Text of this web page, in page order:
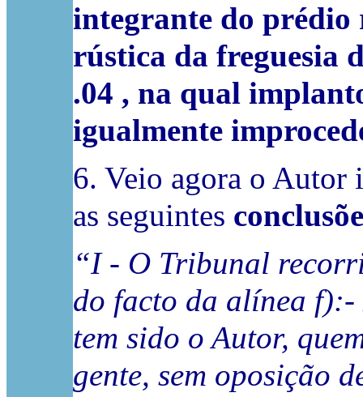
integrante do
rústica da freguesia
.04 , na qual
igualmente
6. Veio agora o Autor
as seguintes
“I - O Tribunal
do facto da alínea f):-
tem sido o Autor,
gente, sem oposição